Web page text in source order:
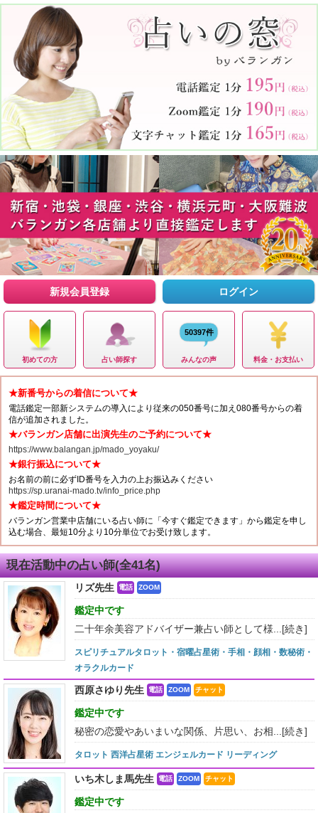
新規会員登録 ログイン
初めての方 占い師探す
50397件
みんなの声 料金・お支払い
★新番号からの着信について★
電話鑑定一部新システムの導入により従来の050番号に加え080番号からの着
信が追加されました。
★バランガン店舗に出演先生のご予約について★
https://www.balangan.jp/mado_yoyaku/
★銀行振込について★
お名前の前に必ずID番号を入力の上お振込みください
https://sp.uranai-mado.tv/info_price.php
★鑑定時間について★
バランガン営業中店舗にいる占い師に「今すぐ鑑定できます」から鑑定を申し
込む場合、最短10分より10分単位でお受け致します。
現在活動中の占い師(全41名)
リズ先生 電話 ZOOM
鑑定中です
二十年余美容アドバイザー兼占い師として様... [続き]
スピリチュアルタロット・宿曜占星術・手相・顔相・数秘術・
オラクルカード
西原さゆり先生 電話 ZOOM チャット
鑑定中です
秘密の恋愛やあいまいな関係、片思い、お相... [続き]
タロット 西洋占星術 エンジェルカード リーディング
いち木しま馬先生 電話 ZOOM チャット
鑑定中です